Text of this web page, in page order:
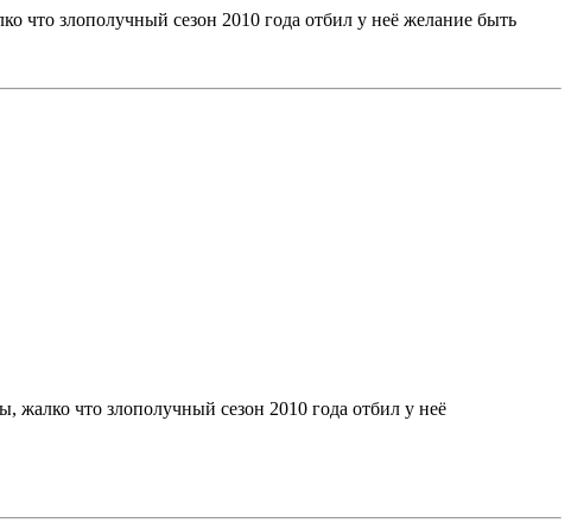
что злополучный сезон 2010 года отбил у неё желание быть
жалко что злополучный сезон 2010 года отбил у неё